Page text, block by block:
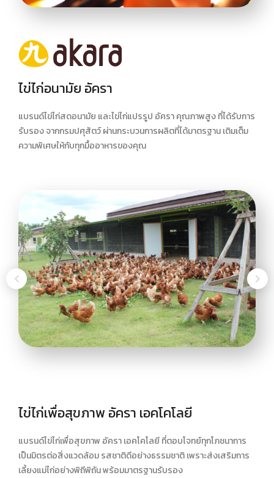
ไข่ไก่อนามัย อัครา
แบรนด์ไข่ไก่สดอนามัย และไข่ไก่แปรรูป อัครา คุณภาพสูง ที่ได้รับการ
รับรอง จากกรมปศุสัตว์ ผ่านกระบวนการผลิตที่ได้มาตรฐาน เติมเต็ม
ความพิเศษให้กับทุกมื้ออาหารของคุณ
ไข่ไก่เพื่อสุขภาพ อัครา เอคโคโลยี
แบรนด์ไข่ไก่เพื่อสุขภาพ อัครา เอคโคโลยี ที่ตอบโจทย์ทุกโภชนาการ
เป็นมิตรต่อสิ่งแวดล้อม รสชาติดีอย่างธรรมชาติ เพราะส่งเสริมการ
เลี้ยงแม่ไก่อย่างพิถีพิถัน พร้อมมาตรฐานรับรอง